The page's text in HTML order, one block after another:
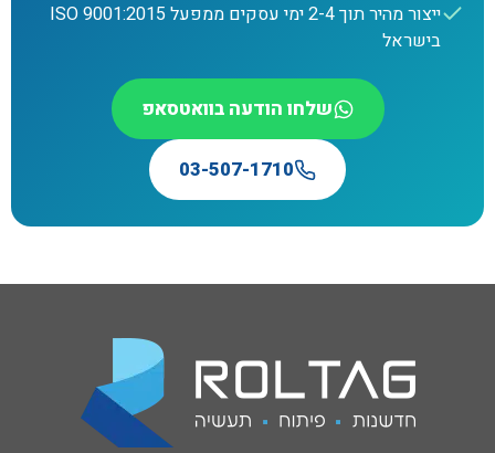
ייצור מהיר תוך 2-4 ימי עסקים ממפעל ISO 9001:2015
בישראל
שלחו הודעה בוואטסאפ
03-507-1710